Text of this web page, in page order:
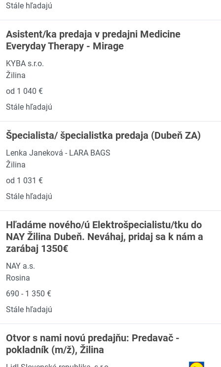
Stále hľadajú
Asistent/ka predaja v predajni Medicine
Everyday Therapy - Mirage
KYBA s.r.o.
Žilina
od 1 040 €
Stále hľadajú
Špecialista/ špecialistka predaja (Dubeň ZA)
Lenka Janeková - LARA BAGS
Žilina
od 1 031 €
Stále hľadajú
Hľadáme nového/ú Elektrošpecialistu/tku do
NAY Žilina Dubeň. Neváhaj, pridaj sa k nám a
zarábaj 1350€
NAY a.s.
Rosina
690 - 1 350 €
Stále hľadajú
Otvor s nami novú predajňu: Predavač -
pokladník (m/ž), Žilina